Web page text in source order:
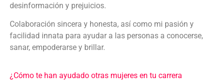
desinformación y prejuicios.
Colaboración sincera y honesta, así como mi pasión y
facilidad innata para ayudar a las personas a conocerse,
sanar, empoderarse y brillar.
¿Cómo te han ayudado otras mujeres en tu carrera